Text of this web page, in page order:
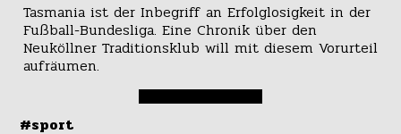
Tasmania ist der Inbegriff an Erfolglosigkeit in der
Fußball-Bundesliga. Eine Chronik über den
Neuköllner Traditionsklub will mit diesem Vorurteil
aufräumen.
#sport